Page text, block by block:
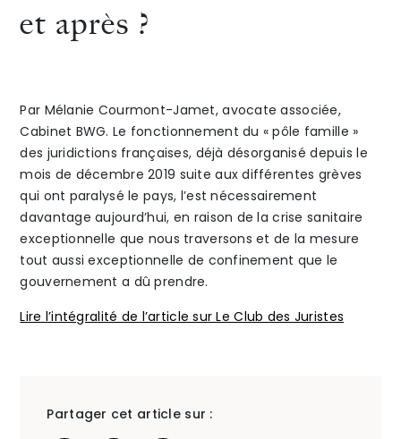
Honoraires
Talents / Contact
Linkedin
une
et après ?
Par Mélanie Courmont-Jamet, avocate associée,
Cabinet BWG. Le fonctionnement du « pôle famille »
des juridictions françaises, déjà désorganisé depuis le
mois de décembre 2019 suite aux différentes grèves
qui ont paralysé le pays, l’est nécessairement
davantage aujourd’hui, en raison de la crise sanitaire
exceptionnelle que nous traversons et de la mesure
tout aussi exceptionnelle de confinement que le
gouvernement a dû prendre.
Lire l’intégralité de l’article sur Le Club des Juristes
Partager cet article sur :